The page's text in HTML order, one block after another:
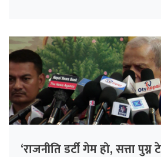
‘राजनीति डर्टी गेम हो, सत्ता